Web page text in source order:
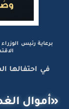
برعاية رئيس
في احتفالها
«أموال